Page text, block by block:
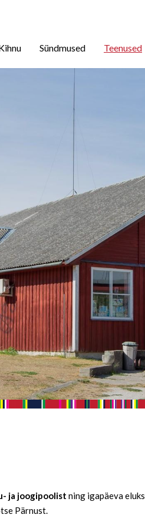
Sündmused Teenused
ja joogipoolist ning igapäeva eluks
Pärnust.